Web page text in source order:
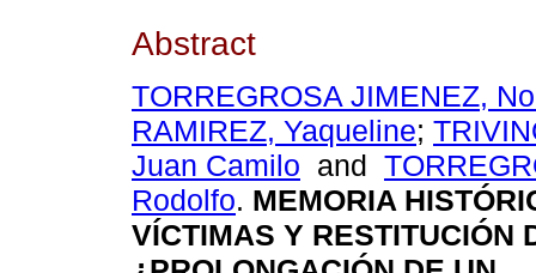
Abstract
TORREGROSA JIMENEZ,
RAMIREZ, Yaqueline;
Juan Camilo and
Rodolfo. MEMORIA
VÍCTIMAS Y RESTITUCIÓN